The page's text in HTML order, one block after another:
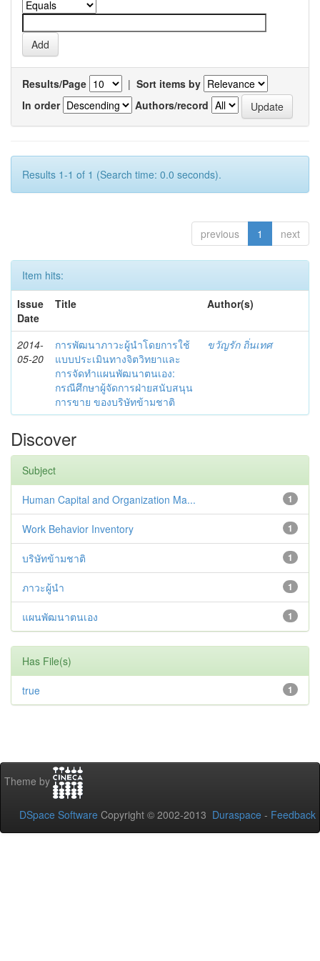
Results/Page | Sort items by
In order
Authors/record
Results 1-1 of 1 (Search time: 0.0 seconds).
previous 1 next
Item hits:
Issue
Date
Title Author(s)
2014-
05-20
การพัฒนาภาวะผู้นำโดยการใช้
แบบประเมินทางจิตวิทยาและ
การจัดทำแผนพัฒนาตนเอง:
กรณีศึกษาผู้จัดการฝ่ายสนับสนุน
การขาย ของบริษัทข้ามชาติ
ขวัญรัก ถิ่นเทศ
Discover
Subject
1
Human Capital and Organization Ma...
1
Work Behavior Inventory
1
บริษัทข้ามชาติ
1
ภาวะผู้นำ
1
แผนพัฒนาตนเอง
Has File(s)
1
true
Theme by
DSpace Software Copyright © 2002-2013 Duraspace - Feedback